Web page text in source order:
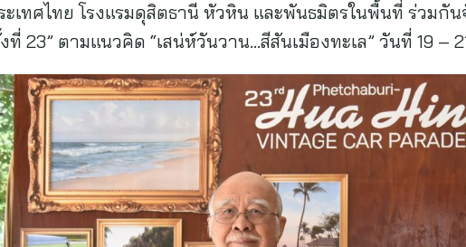
เทศไทย โรงแรมดุสิตธานี หัวหิน และพันธมิตรในพื้นที่ ร่วมกัน
ที่ 23” ตามแนวคิด “เสน่ห์วันวาน…สีสันเมืองทะเล” วันที่ 19 –